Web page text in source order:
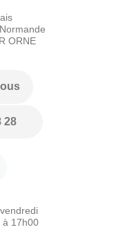
ORNE
28
à 17h00